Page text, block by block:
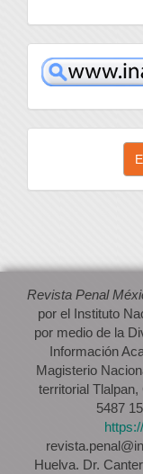
inacipe
Enviar
artículo
Revista Penal
por el Instituto
por medio de la
Información
Magisterio
territorial
5487
Huelva. Dr.